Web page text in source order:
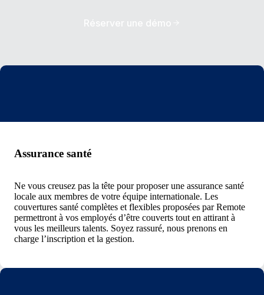
Réserver une démo
Assurance santé
Ne vous creusez pas la tête pour proposer une assurance santé
locale aux membres de votre équipe internationale. Les
couvertures santé complètes et flexibles proposées par Remote
permettront à vos employés d’être couverts tout en attirant à
vous les meilleurs talents. Soyez rassuré, nous prenons en
charge l’inscription et la gestion.